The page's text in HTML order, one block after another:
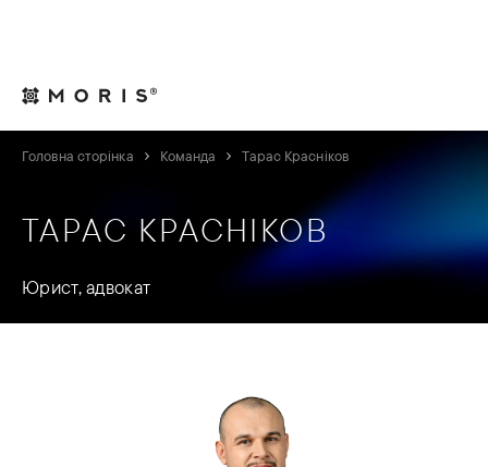
Головна сторінка Команда Тарас Красніков
ТАРАС КРАСНІКОВ
Юрист, адвокат